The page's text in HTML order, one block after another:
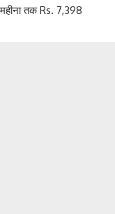
तक Rs. 7,398